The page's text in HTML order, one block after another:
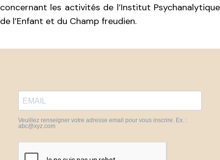
concernant les activités de l’Institut Psychanalytique
de l’Enfant et du Champ freudien.
Veuillez renseigner votre adresse email pour vous inscrire. Ex. :
abc@xyz.com